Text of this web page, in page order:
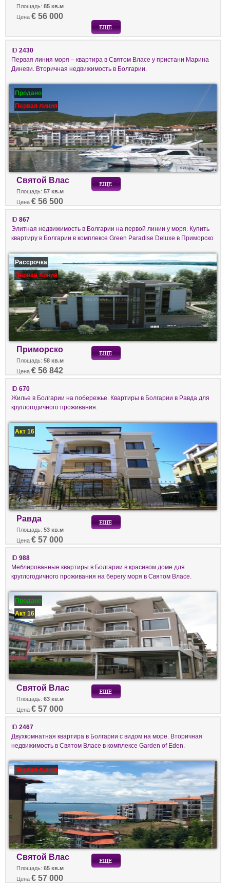
Площадь: 85 кв.м
Цена € 56 000
ID 2430
Первая линия моря – квартира в Святом Власе у пристани Марина
Диневи. Вторичная недвижимость в Болгарии.
Продано
Первая линия
Святой Влас
Площадь: 57 кв.м
Цена € 56 500
ID 867
Элитная недвижимость в Болгарии на первой линии у моря. Купить
квартиру в Болгарии в комплексе Green Paradise Deluxe в Приморско
Рассрочка
Первая линия
Приморско
Площадь: 58 кв.м
Цена € 56 842
ID 670
Жилье в Болгарии на побережье. Квартиры в Болгарии в Равда для
круглогодичного проживания.
Акт 16
Равда
Площадь: 53 кв.м
Цена € 57 000
ID 988
Меблированные квартиры в Болгарии в красивом доме для
круглогодичного проживания на берегу моря в Святом Власе.
Продано
Акт 16
Святой Влас
Площадь: 63 кв.м
Цена € 57 000
ID 2467
Двухкомнатная квартира в Болгарии с видом на море. Вторичная
недвижимость в Святом Власе в комплексе Garden of Eden.
Первая линия
Святой Влас
Площадь: 65 кв.м
Цена € 57 000